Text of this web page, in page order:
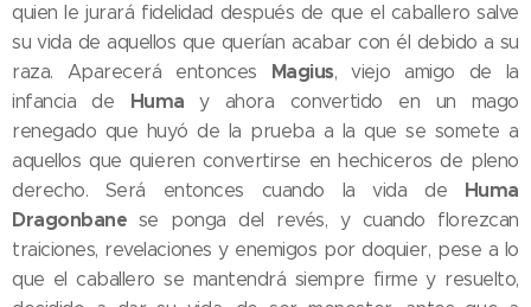
quien le jurará fidelidad después de que el caballero salve
su vida de aquellos que querían acabar con él debido a su
raza. Aparecerá entonces Magius, viejo amigo de la
infancia de Humay ahora convertido en un mago
renegado que huyó de la prueba a la que se somete a
aquellos que quieren convertirse en hechiceros de pleno
derecho. Será entonces cuando la vida de Huma
Dragonbane se ponga del revés, y cuando florezcan
traiciones, revelaciones y enemigos por doquier, pese a lo
que el caballero se mantendrá siempre firme y resuelto,